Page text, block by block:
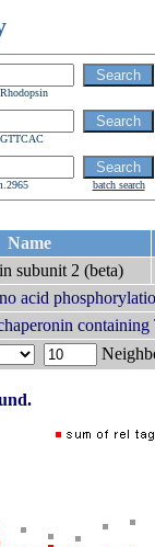
batch search
Name
subunit 2 (beta)
acid
containing